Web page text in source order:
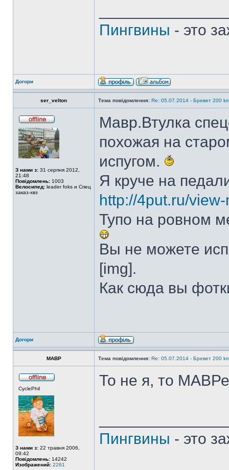
Пингвины - это
Догори
ser_velton Тема повідомлення: Re: 05.07.2014 - Бревет 200
З нами з: 31 серпня 2012,
21:48
Повідомлень: 1003
Велосипед: leader foks и Спец
заказ-хвз
Мавр.Втулка
похожая на
испугом.
Я круче на
http://4put.ru/
Тупо на ровном
Вы не можете
[img].
Как сюда вы
Догори
MABP Тема повідомлення: Re: 05.07.2014 - Бревет 200
CyclePhil
З нами з: 22 травня 2006,
09:42
Повідомлень: 14242
Изображений: 2261
То не я, то
Пингвины - это